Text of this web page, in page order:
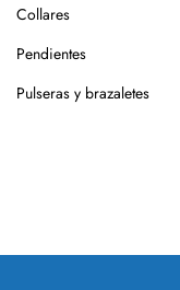
Collares
Pendientes
Pulseras y brazaletes